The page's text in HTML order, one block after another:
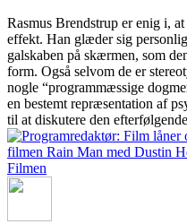
Rasmus Brendstrup er enig i,
effekt. Han glæder sig
galskaben på skærmen, som
form. Også selvom de er
nogle “programmæssige
en bestemt repræsentation af
til at diskutere den